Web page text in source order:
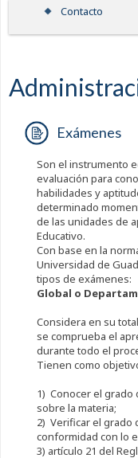
Contacto
Exámenes
Son el instrumento
evaluación para
habilidades y
determinado
de las unidades de
Educativo.
Con base en la
Universidad de
tipos de exámenes:
Global o
Considera en su
se comprueba el
durante todo el
Tienen como
1) Conocer el grado
sobre la materia;
2) Verificar el grado
conformidad con lo
3) artículo 21 del